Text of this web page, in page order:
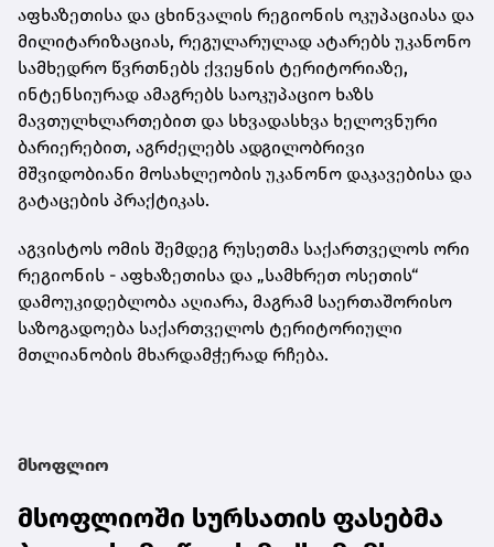
აფხაზეთისა და ცხინვალის რეგიონის ოკუპაციასა და
მილიტარიზაციას, რეგულარულად ატარებს უკანონო
სამხედრო წვრთნებს ქვეყნის ტერიტორიაზე,
ინტენსიურად ამაგრებს საოკუპაციო ხაზს
მავთულხლართებით და სხვადასხვა ხელოვნური
ბარიერებით, აგრძელებს ადგილობრივი
მშვიდობიანი მოსახლეობის უკანონო დაკავებისა და
გატაცების პრაქტიკას.
აგვისტოს ომის შემდეგ რუსეთმა საქართველოს ორი
რეგიონის - აფხაზეთისა და „სამხრეთ ოსეთის“
დამოუკიდებლობა აღიარა, მაგრამ საერთაშორისო
საზოგადოება საქართველოს ტერიტორიული
მთლიანობის მხარდამჭერად რჩება.
მსოფლიო
მსოფლიოში სურსათის ფასებმა